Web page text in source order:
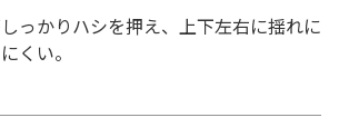
っかりハシを押え、上下左右に揺れに
くい。